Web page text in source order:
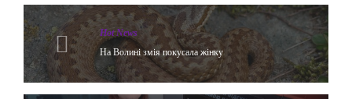
Hot News
На Волині змія покусала жінку